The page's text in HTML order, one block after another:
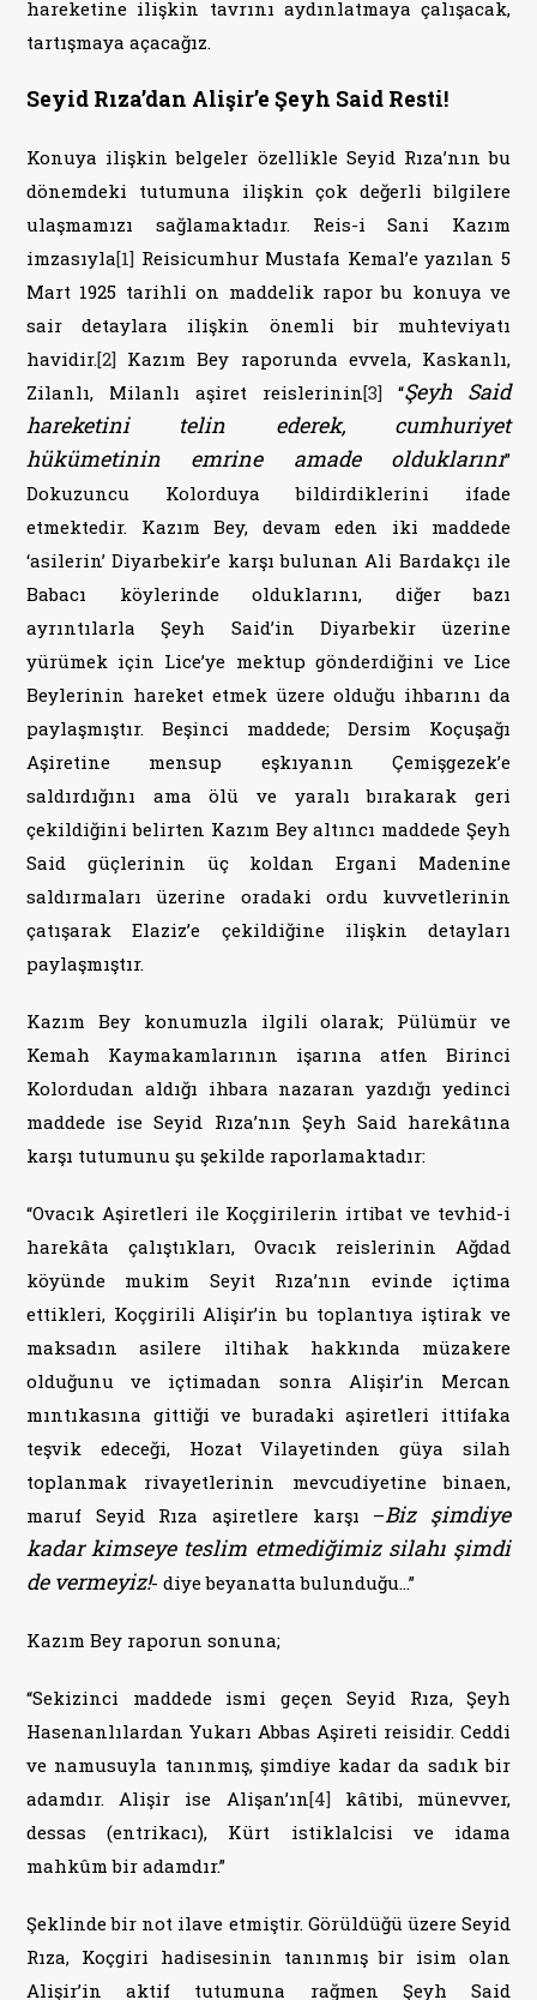
hareketine ilişkin tavrını aydınlatmaya çalışacak,
tartışmaya açacağız.
Seyid Rıza’dan Alişir’e Şeyh Said Resti!
Konuya ilişkin belgeler özellikle Seyid Rıza’nın bu
dönemdeki tutumuna ilişkin çok değerli bilgilere
ulaşmamızı sağlamaktadır. Reis-i Sani Kazım
imzasıyla[1] Reisicumhur Mustafa Kemal’e yazılan 5
Mart 1925 tarihli on maddelik rapor bu konuya ve
sair detaylara ilişkin önemli bir muhteviyatı
havidir.[2] Kazım Bey raporunda evvela, Kaskanlı,
Zilanlı, Milanlı aşiret reislerinin[3] “Şeyh Said
hareketini telin ederek, cumhuriyet
hükümetinin emrine amade olduklarını”
Dokuzuncu Kolorduya bildirdiklerini ifade
etmektedir. Kazım Bey, devam eden iki maddede
‘asilerin’ Diyarbekir’e karşı bulunan Ali Bardakçı ile
Babacı köylerinde olduklarını, diğer bazı
ayrıntılarla Şeyh Said’in Diyarbekir üzerine
yürümek için Lice’ye mektup gönderdiğini ve Lice
Beylerinin hareket etmek üzere olduğu ihbarını da
paylaşmıştır. Beşinci maddede; Dersim Koçuşağı
Aşiretine mensup eşkıyanın Çemişgezek’e
saldırdığını ama ölü ve yaralı bırakarak geri
çekildiğini belirten Kazım Bey altıncı maddede Şeyh
Said güçlerinin üç koldan Ergani Madenine
saldırmaları üzerine oradaki ordu kuvvetlerinin
çatışarak Elaziz’e çekildiğine ilişkin detayları
paylaşmıştır.
Kazım Bey konumuzla ilgili olarak; Pülümür ve
Kemah Kaymakamlarının işarına atfen Birinci
Kolordudan aldığı ihbara nazaran yazdığı yedinci
maddede ise Seyid Rıza’nın Şeyh Said harekâtına
karşı tutumunu şu şekilde raporlamaktadır:
“Ovacık Aşiretleri ile Koçgirilerin irtibat ve tevhid-i
harekâta çalıştıkları, Ovacık reislerinin Ağdad
köyünde mukim Seyit Rıza’nın evinde içtima
ettikleri, Koçgirili Alişir’in bu toplantıya iştirak ve
maksadın asilere iltihak hakkında müzakere
olduğunu ve içtimadan sonra Alişir’in Mercan
mıntıkasına gittiği ve buradaki aşiretleri ittifaka
teşvik edeceği, Hozat Vilayetinden güya silah
toplanmak rivayetlerinin mevcudiyetine binaen,
maruf Seyid Rıza aşiretlere karşı –Biz şimdiye
kadar kimseye teslim etmediğimiz silahı şimdi
de vermeyiz!- diye beyanatta bulunduğu...”
Kazım Bey raporun sonuna;
“Sekizinci maddede ismi geçen Seyid Rıza, Şeyh
Hasenanlılardan Yukarı Abbas Aşireti reisidir. Ceddi
ve namusuyla tanınmış, şimdiye kadar da sadık bir
adamdır. Alişir ise Alişan’ın[4]kâtibi, münevver,
dessas (entrikacı), Kürt istiklalcisi ve idama
mahkûm bir adamdır.”
Şeklinde bir not ilave etmiştir. Görüldüğü üzere Seyid
Rıza, Koçgiri hadisesinin tanınmış bir isim olan
Alişir’in aktif tutumuna rağmen Şeyh Said